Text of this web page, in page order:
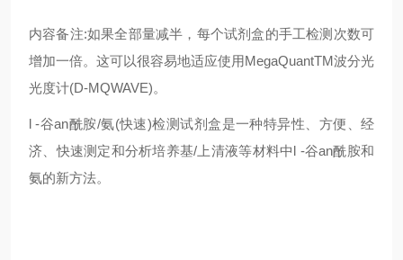
内容备注:如果全部量减半，每个试剂盒的手工检测次数可
增加一倍。这可以很容易地适应使用MegaQuantTM波分光
光度计(D-MQWAVE)。
l -谷an酰胺/氨(快速)检测试剂盒是一种特异性、方便、经
济、快速测定和分析培养基/上清液等材料中l -谷an酰胺和
氨的新方法。